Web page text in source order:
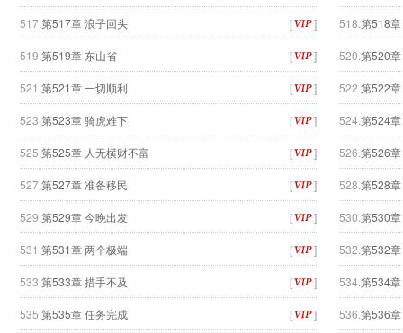
517.第517章 浪子回头 [ ] 518. 第518
519. 第519章 东山省 [ ] 520. 第520
521. 第521章 一切顺利 [ ] 522. 第522
523. 第523章 骑虎难下 [ ] 524. 第524
525. 第525章 人无横财不富 [ ] 526. 第526
527.第527章 准备移民 [ ] 528. 第528
529. 第529章 今晚出发 [ ] 530. 第530
531. 第531章 两个极端 [ ] 532. 第532
533. 第533章 措手不及 [ ] 534. 第534
535. 第535章 任务完成 [ ] 536. 第536